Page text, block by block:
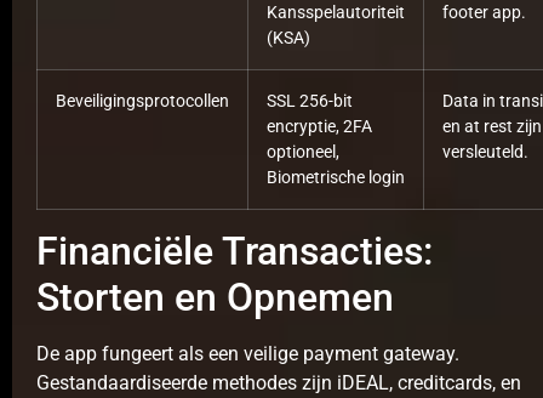
Kansspelautoriteit
(KSA)
footer app.
Beveiligingsprotocollen
SSL 256-bit
encryptie, 2FA
optioneel,
Biometrische login
Data in
en at rest zijn
versleuteld.
Financiële Transacties:
Storten en Opnemen
De app fungeert als een veilige payment gateway.
Gestandaardiseerde methodes zijn iDEAL, creditcards, en